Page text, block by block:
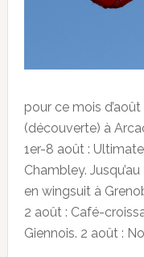
pour ce mois
(découverte) à
1er-8 août :
Chambley.
en wingsuit à
2 août : Café-
Giennois. 2 août :